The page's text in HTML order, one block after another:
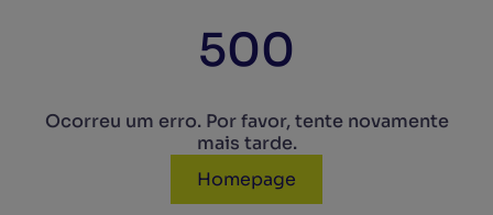
500
Ocorreu um erro. Por favor, tente novamente
mais tarde.
Homepage